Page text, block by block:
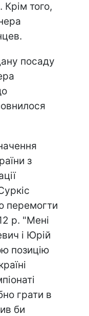
Крім того,
посаду
з
перемогти
р. "Мені
і Юрій
позицію
грати в
би